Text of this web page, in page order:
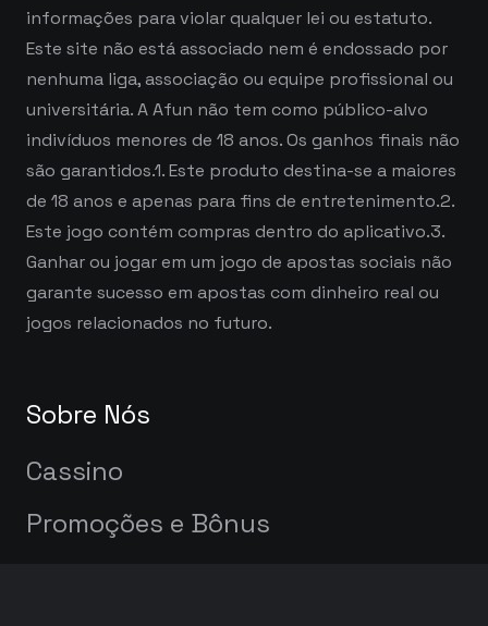
informações para violar qualquer lei ou estatuto.
Este site não está associado nem é endossado por
nenhuma liga, associação ou equipe profissional ou
universitária. A Afun não tem como público-alvo
indivíduos menores de 18 anos. Os ganhos finais não
são garantidos.1. Este produto destina-se a maiores
de 18 anos e apenas para fins de entretenimento.2.
Este jogo contém compras dentro do aplicativo.3.
Ganhar ou jogar em um jogo de apostas sociais não
garante sucesso em apostas com dinheiro real ou
jogos relacionados no futuro.
Sobre Nós
Cassino
Promoções e Bônus